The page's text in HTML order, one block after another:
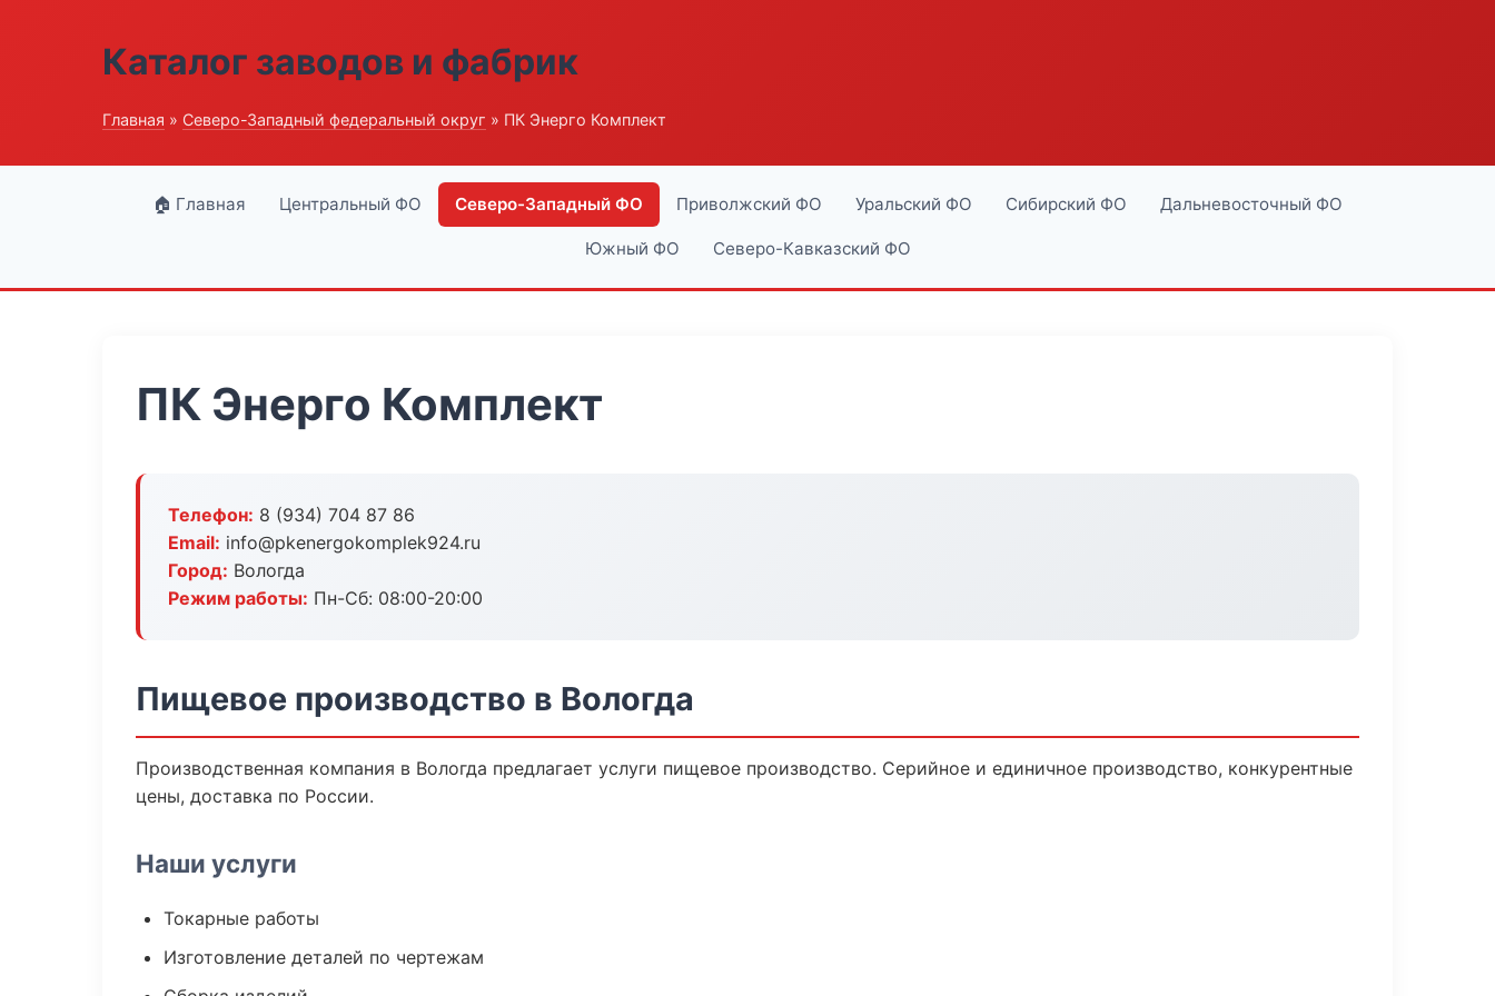
Каталог заводов и фабрик
Главная » Северо-Западный федеральный округ » ПК Энерго Комплект
🏠 Главная Центральный ФО Северо-Западный ФО Приволжский ФО Уральский ФО Сибирский ФО Дальневосточный ФО
Южный ФО Северо-Кавказский ФО
ПК Энерго Комплект
Телефон: 8 (934) 704 87 86
Email: info@pkenergokomplek924.ru
Город: Вологда
Режим работы: Пн-Сб: 08:00-20:00
Пищевое производство в Вологда
Производственная компания в Вологда предлагает услуги пищевое производство. Серийное и единичное производство, конкурентные
цены, доставка по России.
Наши услуги
Токарные работы
Изготовление деталей по чертежам